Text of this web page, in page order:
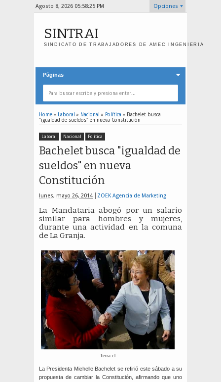
Agosto 8, 2026 05:58:25 PM Opciones
SINTRAI
SINDICATO DE TRABAJADORES DE AMEC INGENIERIA
Páginas
Home » Laboral » Nacional » Política » Bachelet busca
"igualdad de sueldos" en nueva Constitución
Laboral Nacional Política
Bachelet busca "igualdad de
sueldos" en nueva
Constitución
lunes, mayo 26, 2014 ZOEK Agencia de Marketing
La Mandataria abogó por un salario
similar para hombres y mujeres,
durante una actividad en la comuna
de La Granja.
Terra.cl
La Presidenta Michelle Bachelet se refirió este sábado a su
propuesta de cambiar la Constitución, afirmando que uno